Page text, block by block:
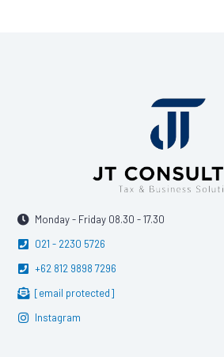
Monday - Friday 08.30 - 17.30
021 - 2230 5726
+62 812 9898 7296
[email protected]
Instagram